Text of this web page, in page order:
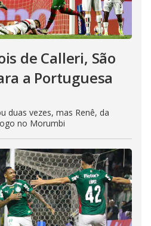
de Calleri, São
a Portuguesa
duas vezes, mas Renê, da
no Morumbi